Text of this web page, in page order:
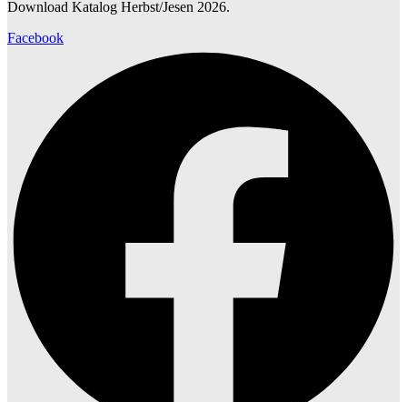
Download Katalog Herbst/Jesen 2026.
Facebook